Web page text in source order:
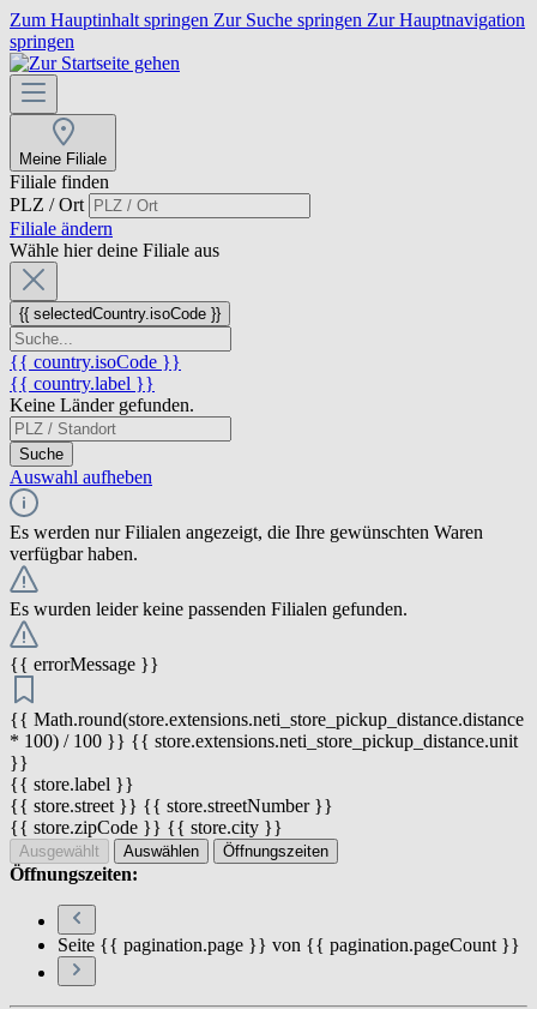
Zum Hauptinhalt springen Zur Suche springen Zur Hauptnavigation
springen
Meine Filiale
Filiale finden
PLZ / Ort
Filiale ändern
Wähle hier deine Filiale aus
{{ selectedCountry.isoCode }}
{{ country.isoCode }}
{{ country.label }}
Keine Länder gefunden.
Suche
Auswahl aufheben
Es werden nur Filialen angezeigt, die Ihre gewünschten Waren
verfügbar haben.
Es wurden leider keine passenden Filialen gefunden.
{{ errorMessage }}
{{ Math.round(store.extensions.neti_store_pickup_distance.distance
* 100) / 100 }} {{ store.extensions.neti_store_pickup_distance.unit
}}
{{ store.label }}
{{ store.street }} {{ store.streetNumber }}
{{ store.zipCode }} {{ store.city }}
Ausgewählt Auswählen Öffnungszeiten
Öffnungszeiten:
Seite {{ pagination.page }} von {{ pagination.pageCount }}